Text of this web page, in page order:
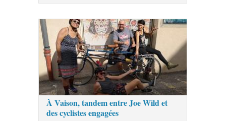
À Vaison, tandem entre Joe Wild et
des cyclistes engagées